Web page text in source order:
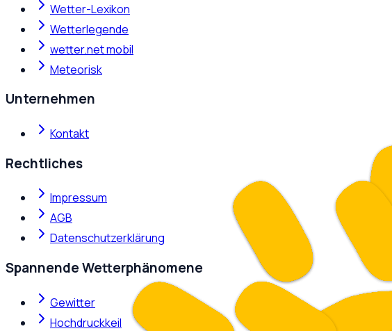
Wetter-Lexikon
Wetterlegende
wetter.net mobil
Meteorisk
Unternehmen
Kontakt
Rechtliches
Impressum
AGB
Datenschutzerklärung
Spannende Wetterphänomene
Gewitter
Hochdruckkeil